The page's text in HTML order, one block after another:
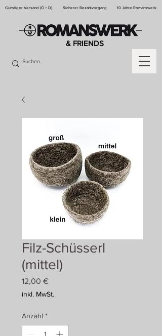
Günstiger Versand (Ö + D) Sicherer Bezahlvorgang 10 Jahre Romanswerk
& FRIENDS
Filz-Schüsserl
(mittel)
12,00 €Preis
inkl. MwSt.
Anzahl *